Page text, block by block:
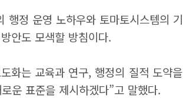
정 운영 노하우와 토마토시스템의
안도 모색할 방침이다.
화는 교육과 연구, 행정의 질적 도
운 표준을 제시하겠다”고 말했다.